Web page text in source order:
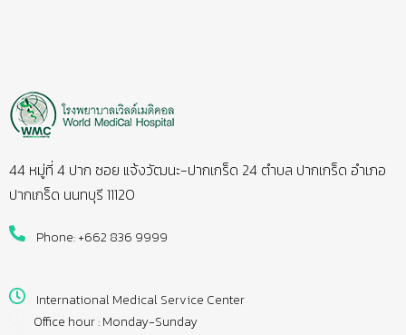
44 หมู่ที่ 4 ปาก ซอย แจ้งวัฒนะ-ปากเกร็ด 24 ตำบล ปากเกร็ด อำเภอ
ปากเกร็ด นนทบุรี 11120
Phone: +662 836 9999
International Medical Service Center
Office hour : Monday-Sunday